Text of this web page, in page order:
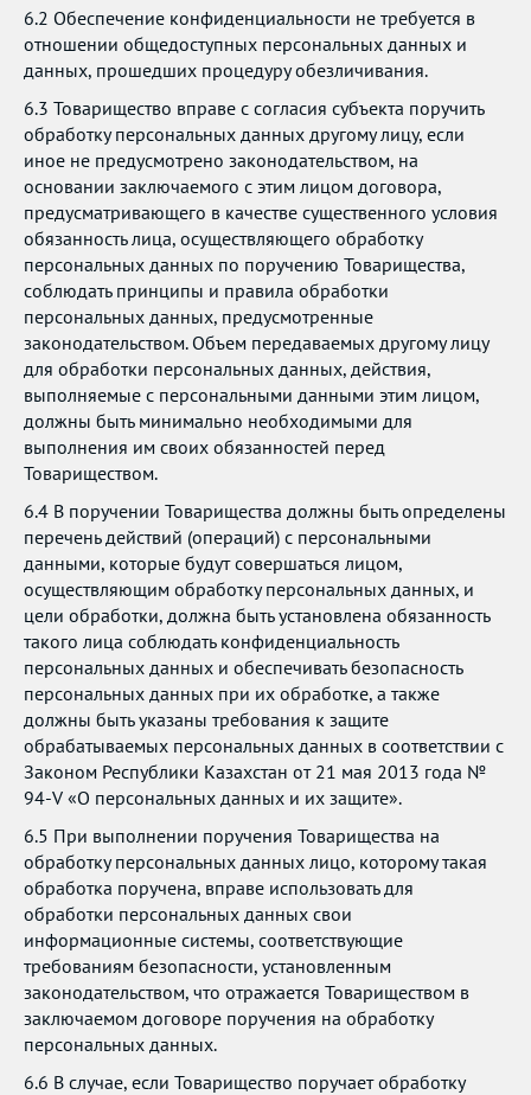
6.2 Обеспечение конфиденциальности не требуется в
отношении общедоступных персональных данных и
данных, прошедших процедуру обезличивания.
6.3 Товарищество вправе с согласия субъекта поручить
обработку персональных данных другому лицу, если
иное не предусмотрено законодательством, на
основании заключаемого с этим лицом договора,
предусматривающего в качестве существенного условия
обязанность лица, осуществляющего обработку
персональных данных по поручению Товарищества,
соблюдать принципы и правила обработки
персональных данных, предусмотренные
законодательством. Объем передаваемых другому лицу
для обработки персональных данных, действия,
выполняемые с персональными данными этим лицом,
должны быть минимально необходимыми для
выполнения им своих обязанностей перед
Товариществом.
6.4 В поручении Товарищества должны быть определены
перечень действий (операций) с персональными
данными, которые будут совершаться лицом,
осуществляющим обработку персональных данных, и
цели обработки, должна быть установлена обязанность
такого лица соблюдать конфиденциальность
персональных данных и обеспечивать безопасность
персональных данных при их обработке, а также
должны быть указаны требования к защите
обрабатываемых персональных данных в соответствии с
Законом Республики Казахстан от 21 мая 2013 года №
94-V «О персональных данных и их защите».
6.5 При выполнении поручения Товарищества на
обработку персональных данных лицо, которому такая
обработка поручена, вправе использовать для
обработки персональных данных свои
информационные системы, соответствующие
требованиям безопасности, установленным
законодательством, что отражается Товариществом в
заключаемом договоре поручения на обработку
персональных данных.
6.6 В случае, если Товарищество поручает обработку